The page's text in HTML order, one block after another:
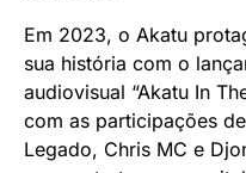
Em 2023, o Akatu
sua história com o
audiovisual “Akatu In
com as participações
Legado, Chris MC e